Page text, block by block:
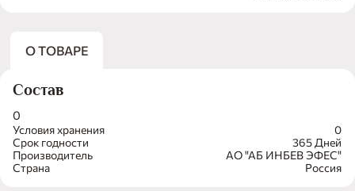
О ТОВАРЕ
Условия хранения
0
Срок годности
365 Дней
Производитель
АО "АБ ИНБЕВ ЭФЕС"
Страна
Россия
Состав
0